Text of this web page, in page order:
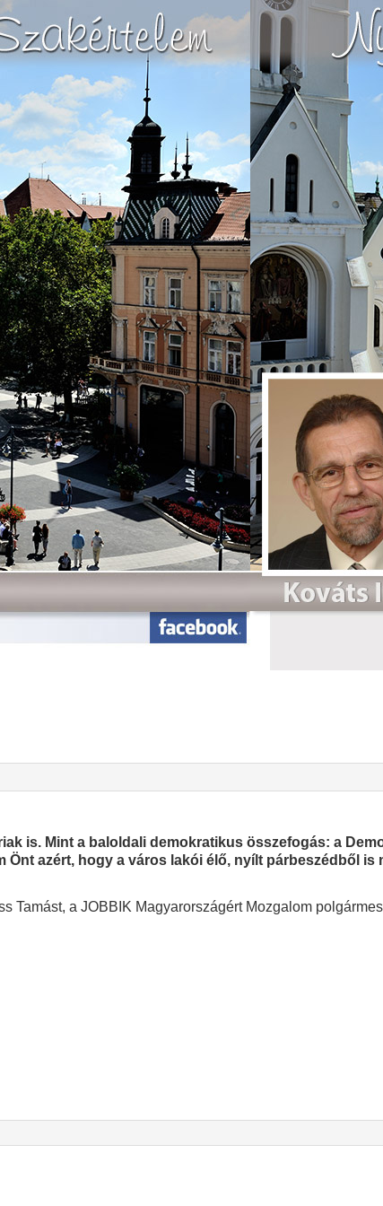
is. Mint a baloldali demokratikus összefogás: a
azért, hogy a város lakói élő, nyílt párbeszédből is
Tamást, a JOBBIK Magyarországért Mozgalom